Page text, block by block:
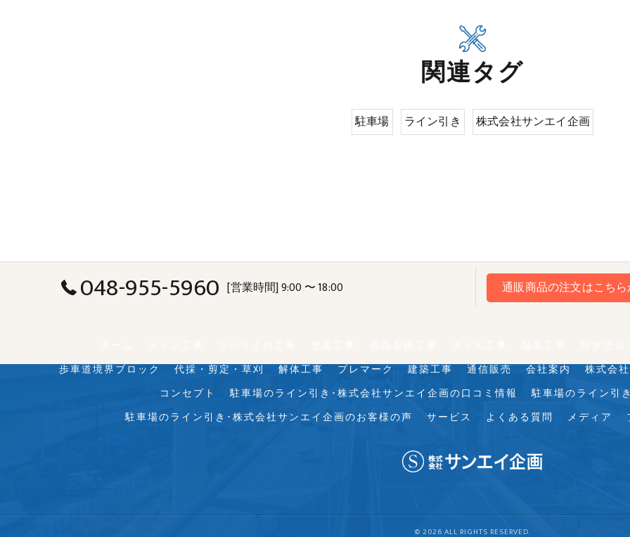
関連タグ
駐車場 ライン引き 株式会社サンエイ企画
048-955-5960 [営業時間] 9:00 〜 18:00 通販商品の注文はこち
歩車道境界ブロック
代採・剪定・草刈 解体工事 プレマーク 建築工事 通信販売 会社案内
株式会
コンセプト
駐車場のライン引き･株式会社サンエイ企画の口コミ情報
駐車場のライン引
駐車場のライン引き･株式会社サンエイ企画のお客様の声
サービス よくある質問 メディア
© 2026 ALL RIGHTS RESERVED.